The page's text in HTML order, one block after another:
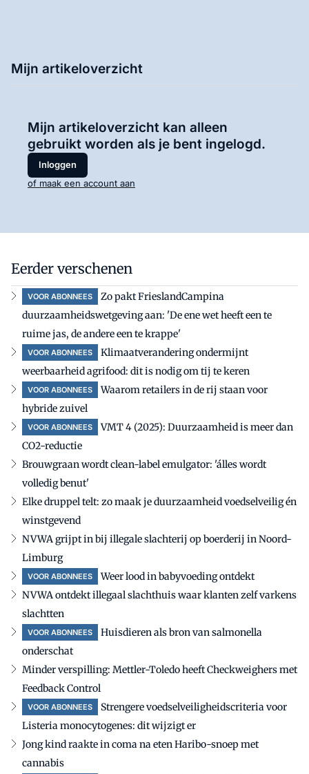
Mijn artikeloverzicht
Mijn artikeloverzicht kan alleen
gebruikt worden als je bent ingelogd.
Inloggen
of maak een account aan
Eerder verschenen
VOOR ABONNEES
Zo pakt FrieslandCampina
duurzaamheidswetgeving aan: 'De ene wet heeft een te
ruime jas, de andere een te krappe'
VOOR ABONNEES
Klimaatverandering ondermijnt
weerbaarheid agrifood: dit is nodig om tij te keren
VOOR ABONNEES
Waarom retailers in de rij staan voor
hybride zuivel
VOOR ABONNEES
VMT 4 (2025): Duurzaamheid is meer dan
CO2-reductie
Brouwgraan wordt clean-label emulgator: 'álles wordt
volledig benut'
Elke druppel telt: zo maak je duurzaamheid voedselveilig én
winstgevend
NVWA grijpt in bij illegale slachterij op boerderij in Noord-
Limburg
VOOR ABONNEES
Weer lood in babyvoeding ontdekt
NVWA ontdekt illegaal slachthuis waar klanten zelf varkens
slachtten
VOOR ABONNEES
Huisdieren als bron van salmonella
onderschat
Minder verspilling: Mettler-Toledo heeft Checkweighers met
Feedback Control
VOOR ABONNEES
Strengere voedselveiligheidscriteria voor
Listeria monocytogenes: dit wijzigt er
Jong kind raakte in coma na eten Haribo-snoep met
cannabis